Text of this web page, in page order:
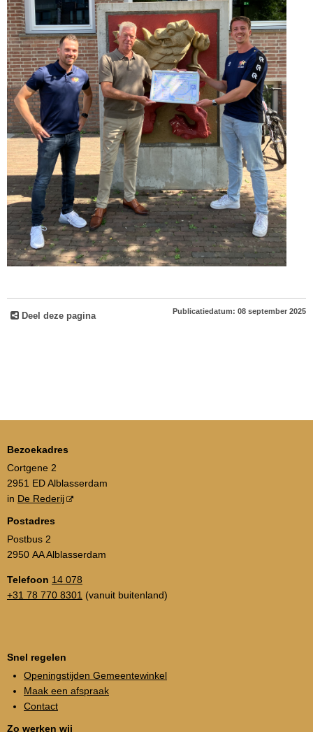
Deel deze pagina Publicatiedatum: 08 september 2025
Bezoekadres
Cortgene 2
2951 ED Alblasserdam
in De Rederij
Postadres
Postbus 2
2950 AA Alblasserdam
Telefoon 14 078
+31 78 770 8301 (vanuit buitenland)
Snel regelen
Openingstijden Gemeentewinkel
Maak een afspraak
Contact
Zo werken wij